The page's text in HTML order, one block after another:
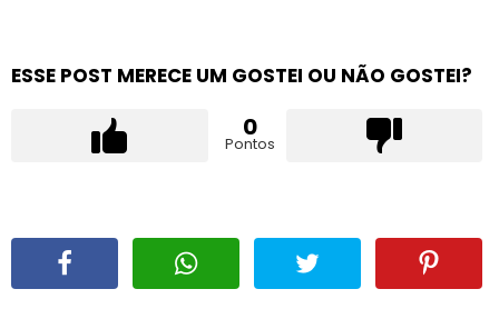
ESSE POST MERECE UM GOSTEI OU NÃO GOSTEI?
0
Pontos